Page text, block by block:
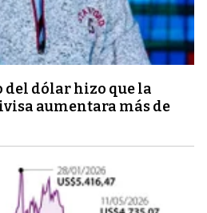
del dólar hizo que la
aumentara más de